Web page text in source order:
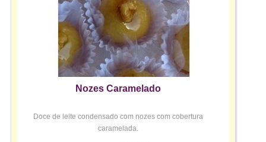
Nozes Caramelado
Doce de leite condensado com nozes com cobertura
caramelada.